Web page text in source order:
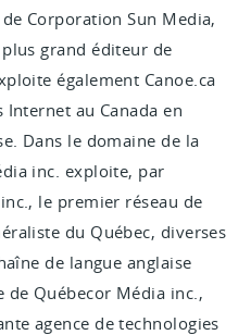
Corporation Sun Media,
grand éditeur de
également Canoe.ca
au Canada en
Dans le domaine de la
inc. exploite, par
le premier réseau de
du Québec, diverses
de langue anglaise
de Québecor Média inc.,
agence de technologies